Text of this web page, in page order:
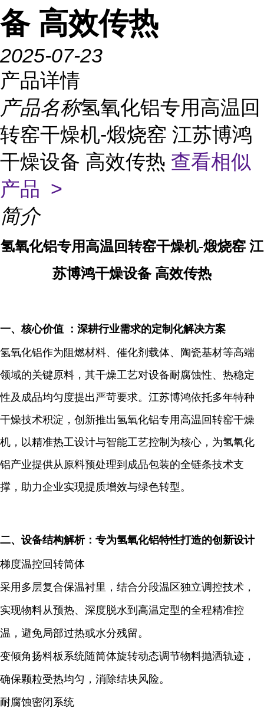
备 高效传热
2025-07-23
产品详情
产品名称氢氧化铝专用高温回
转窑干燥机-煅烧窑 江苏博鸿
干燥设备 高效传热 查看相似
产品 >
简介
氢氧化铝专用高温回转窑干燥机-煅烧窑 江
苏博鸿干燥设备 高效传热
一、核心价值 ：深耕行业需求的定制化解决方案
氢氧化铝作为阻燃材料、催化剂载体、陶瓷基材等高端
领域的关键原料，其干燥工艺对设备耐腐蚀性、热稳定
性及成品均匀度提出严苛要求。江苏博鸿依托多年特种
干燥技术积淀，创新推出氢氧化铝专用高温回转窑干燥
机 ，以精准热工设计与智能工艺控制 为核心，为氢氧化
铝产业提供从原料预处理到成品包装的全链条技术支
撑，助力企业实现提质增效与绿色转型。
二、设备结构解析：专为氢氧化铝特性打造的创新设计
梯度温控回转筒体
采用 多层复合保温衬里 ，结合分段温区独立调控技术，
实现物料从预热、深度脱水到高温定型的全程精准控
温，避免局部过热或水分残留。
变倾角扬料板系统随筒体旋转动态调节物料抛洒轨迹，
确保颗粒受热均匀，消除结块风险。
耐腐蚀密闭系统